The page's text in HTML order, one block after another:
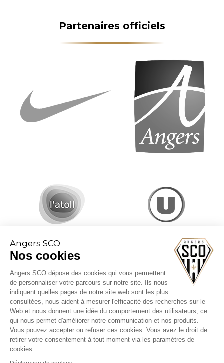
Angers SCO
Nos cookies
Angers SCO dépose des cookies qui vous permettent
de personnaliser votre parcours sur notre site. Ils nous
indiquent quelles pages de notre site web sont les plus
consultées, nous aident à mesurer l'efficacité des recherches sur le
Web et nous donnent une idée du comportement des utilisateurs, ce
qui nous permet d'améliorer notre communication et nos produits.
Vous pouvez accepter ou refuser ces cookies. Vous avez le droit de
retirer votre consentement à tout moment via les paramètres de
cookies.
Partenaires officiels
CGV billetterie
Mentions légales
Politique cookies